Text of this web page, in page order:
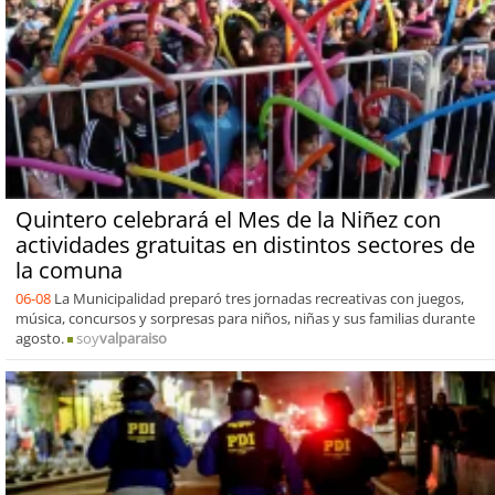
Quintero celebrará el Mes de la Niñez con
actividades gratuitas en distintos sectores de
la comuna
06-08 La Municipalidad preparó tres jornadas recreativas con juegos,
música, concursos y sorpresas para niños, niñas y sus familias durante
agosto.
soyvalparaiso